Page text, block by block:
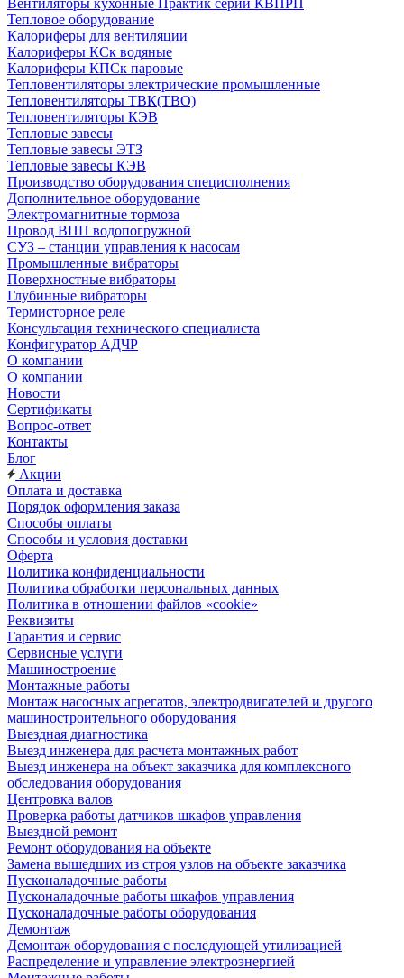
Вентиляторы кухонные Практик серии КВПРП
Тепловое оборудование
Калориферы для вентиляции
Калориферы КСк водяные
Калориферы КПСк паровые
Тепловентиляторы электрические промышленные
Тепловентиляторы ТВК(ТВО)
Тепловентиляторы КЭВ
Тепловые завесы
Тепловые завесы ЭТЗ
Тепловые завесы КЭВ
Производство оборудования специсполнения
Дополнительное оборудование
Электромагнитные тормоза
Провод ВПП водопогружной
СУЗ – станции управления к насосам
Промышленные вибраторы
Поверхностные вибраторы
Глубинные вибраторы
Термисторное реле
Консультация технического специалиста
Конфигуратор АДЧР
О компании
О компании
Новости
Сертификаты
Вопрос-ответ
Контакты
Блог
Акции
Оплата и доставка
Порядок оформления заказа
Способы оплаты
Способы и условия доставки
Оферта
Политика конфиденциальности
Политика обработки персональных данных
Политика в отношении файлов «cookie»
Реквизиты
Гарантия и сервис
Сервисные услуги
Машиностроение
Монтажные работы
Монтаж насосных агрегатов, электродвигателей и другого
машиностроительного оборудования
Выездная диагностика
Выезд инженера для расчета монтажных работ
Выезд инженера на объект заказчика для комплексного
обследования оборудования
Центровка валов
Проверка работы датчиков шкафов управления
Выездной ремонт
Ремонт оборудования на объекте
Замена вышедших из строя узлов на объекте заказчика
Пусконаладочные работы
Пусконаладочные работы шкафов управления
Пусконаладочные работы оборудования
Демонтаж
Демонтаж оборудования с последующей утилизацией
Распределение и управление электроэнергией